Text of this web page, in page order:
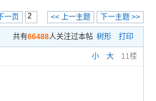
下一主题 >>
<< 上一主题
下一页
共有66488人关注过本帖 树形 打印
小 大 11楼